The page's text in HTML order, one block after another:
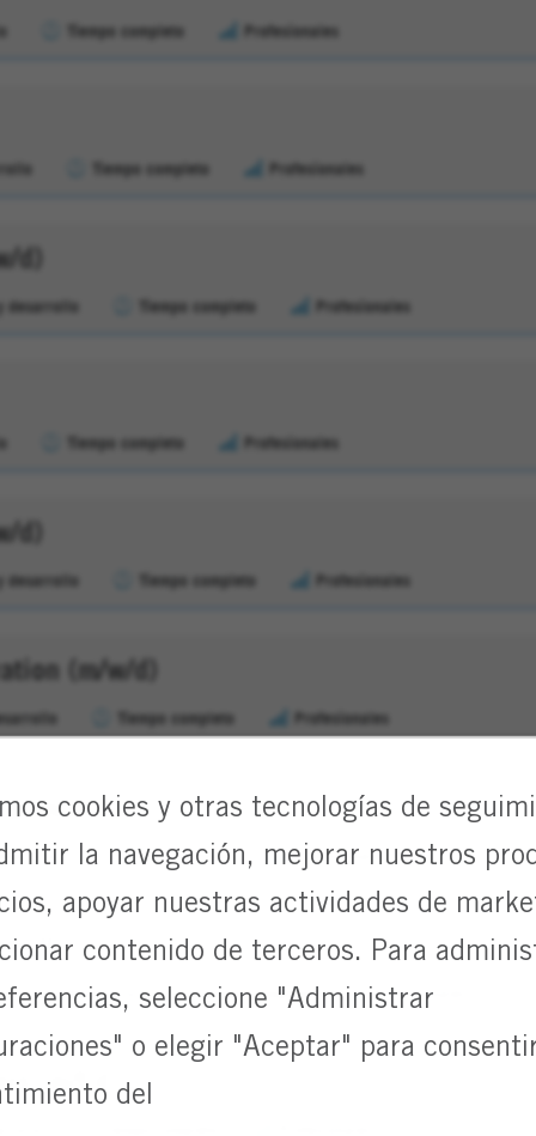
cookies y otras tecnologías de
la navegación, mejorar nuestros
apoyar nuestras actividades de
contenido de terceros. Para
seleccione "Administrar
o elegir "Aceptar" para
del
Tiempo completo Profesionales
Tiempo completo Profesionales
d)
desarrollo Tiempo completo Profesionales
Tiempo completo Profesionales
d)
desarrollo Tiempo completo Profesionales
(m/w/d)
Tiempo completo Profesionales
(m/w/d)
Tiempo completo Profesionales
II
y desarrollo Tiempo completo Profesionales
(m/f/d)